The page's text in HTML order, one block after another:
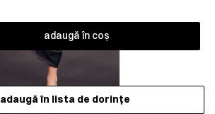
adaugă în coș
adaugă în lista de dorințe